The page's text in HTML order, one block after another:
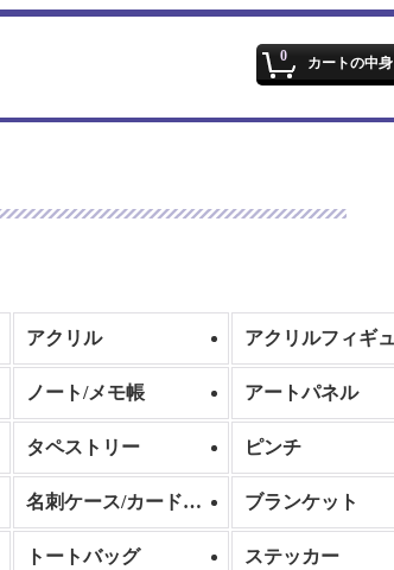
0 カートの中身
アクリル
ノート/メモ帳 アートパネル
タペストリー ピンチ
名刺ケース/カードケース ブランケット
トートバッグ ステッカー